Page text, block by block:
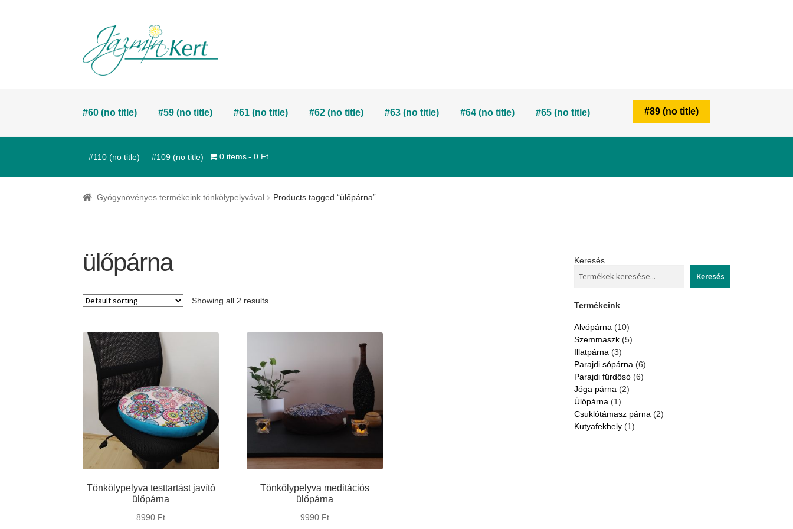
Skip
to
navigation
Skip
to
content
#60 (no title) #59 (no title) #61 (no title) #62 (no title) #63 (no title) #64 (no title) #65 (no title) #89 (no title)
#110 (no title) #109 (no title) 0 items 0 Ft
Gyógynövényes termékeink tönkölypelyvával Products tagged “ülőpárna”
ülőpárna
Showing all 2 results
Tönkölypelyva testtartást javító
ülőpárna
8990 Ft
Tönkölypelyva meditációs
ülőpárna
9990 Ft
Keresés
Keresés
Termékeink
Alvópárna 1010
products
Szemmaszk 55
products
Illatpárna 33
products
Parajdi sópárna 66
products
Parajdi fürdősó 66
products
Jóga párna 22
products
Ülőpárna 11
product
Csuklótámasz párna 22
products
Kutyafekhely 11
product